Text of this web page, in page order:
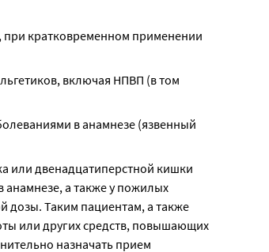
при кратковременном применении
включая НПВП (в том
в анамнезе (язвенный
или двенадцатиперстной кишки
а также у пожилых
дозы. Таким пациентам, а также
или других средств, повышающих
назначать прием